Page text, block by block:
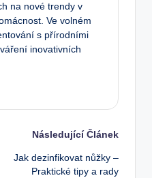
na nové trendy v
Ve volném
s přírodními
inovativních
Následující Článek
Jak dezinfikovat nůžky –
Praktické tipy a rady